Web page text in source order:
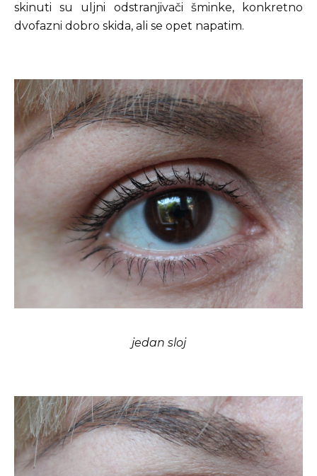
skinuti su uljni odstranjivači šminke, konkretno
dvofazni dobro skida, ali se opet napatim.
jedan sloj